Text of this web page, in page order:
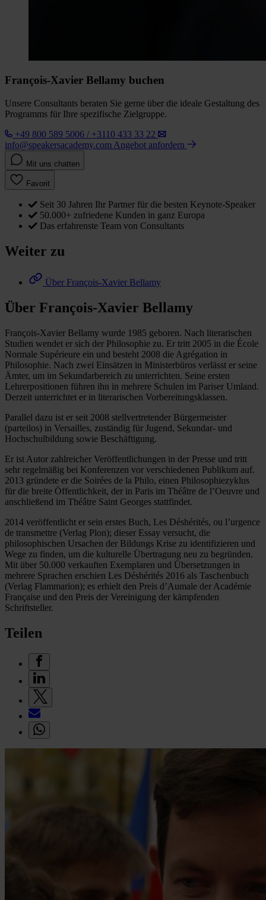
François-Xavier Bellamy buchen
Unsere Consultants beraten Sie gerne über die ideale Gestaltung des
Programms für Ihre spezifische Zielgruppe.
+49 800 589 5006 / +3110 433 33 22
info@speakersacademy.com Angebot anfordern
Mit uns chatten
Favorit
Seit 30 Jahren Ihr Partner für die besten Keynote-Speaker
50.000+ zufriedene Kunden in ganz Europa
Das erfahrenste Team von Consultants
Weiter zu
Über François-Xavier Bellamy
Über François-Xavier Bellamy
François-Xavier Bellamy wurde 1985 geboren. Nach literarischen
Studien wendet er sich der Philosophie zu. Er tritt 2005 in die École
Normale Supérieure ein und besteht 2008 die Agrégation in
Philosophie. Nach zwei Einsätzen in Ministerbüros verlässt er seine
Ämter, um im Sekundarbereich zu unterrichten. Seine ersten
Lehrerpositionen führen ihn in mehrere Schulen im Pariser Umland.
Derzeit unterrichtet er in literarischen Vorbereitungsklassen.
Parallel dazu ist er seit 2008 stellvertretender Bürgermeister
(parteilos) in Versailles, zuständig für Jugend, Sekundar- und
Hochschulbildung sowie Beschäftigung.
Er ist Autor zahlreicher Veröffentlichungen in der Presse und tritt
sehr regelmäßig bei Konferenzen vor verschiedenen Publikum auf.
2013 gründete er die Soirées de la Philo, einen Philosophiezyklus
für die breite Öffentlichkeit, der in Paris im Théâtre de l’Oeuvre und
anschließend im Théâtre Saint Georges stattfindet.
2014 veröffentlicht er sein erstes Buch, Les Déshérités, ou l’urgence
de transmettre (Verlag Plon); dieser Essay versucht, die
philosophischen Ursachen der Bildungs Krise zu identifizieren und
Wege zu finden, um die kulturelle Übertragung neu zu begründen.
Mit über 50.000 verkauften Exemplaren und Übersetzungen in
mehrere Sprachen erschien Les Déshérités 2016 als Taschenbuch
(Verlag Flammarion); es erhielt den Preis d’Aumale der Académie
Française und den Preis der Vereinigung der kämpfenden
Schriftsteller.
Teilen